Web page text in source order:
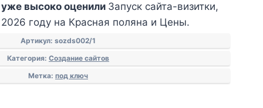
высоко оценили Запуск сайта-визитки,
2026 году на Красная поляна и Цены.
Артикул: sozds002/1
Категория: Создание сайтов
Метка: под ключ